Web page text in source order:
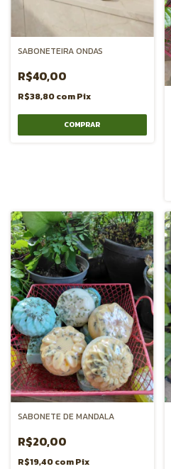
SABONETEIRA ONDAS
R$40,00
R$38,80comPix
SABONETE DE MANDALA
R$20,00
R$19,40comPix